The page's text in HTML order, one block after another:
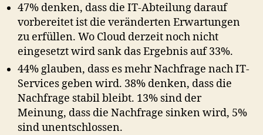
47% denken, dass die IT-Abteilung darauf
vorbereitet ist die veränderten Erwartungen
zu erfüllen. Wo Cloud derzeit noch nicht
eingesetzt wird sank das Ergebnis auf 33%.
44% glauben, dass es mehr Nachfrage nach IT-
Services geben wird. 38% denken, dass die
Nachfrage stabil bleibt. 13% sind der
Meinung, dass die Nachfrage sinken wird, 5%
sind unentschlossen.